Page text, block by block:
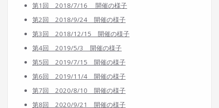
第1回 2018/7/16 開催の様子
第2回 2018/9/24 開催の様子
第3回 2018/12/15 開催の様子
第4回 2019/5/3 開催の様子
第5回 2019/7/15 開催の様子
第6回 2019/11/4 開催の様子
第7回 2020/8/10 開催の様子
第8回 2020/9/21 開催の様子